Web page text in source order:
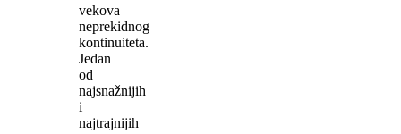
vekova
neprekidnog
kontinuiteta.
Jedan
od
najsnažnijih
i
najtrajnijih